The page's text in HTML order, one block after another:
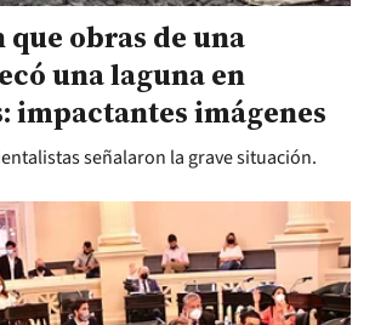
obras de una
una laguna en
impactantes imágenes
señalaron la grave situación.